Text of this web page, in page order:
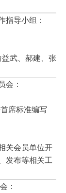
指导小组：
武、郝建、张
会：
席标准编写
关会员单位开
发布等相关工
：